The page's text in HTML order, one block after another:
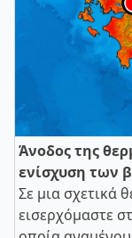
Άνοδος της
ενίσχυση των
Σε μια σχετικά
εισερχόμαστε